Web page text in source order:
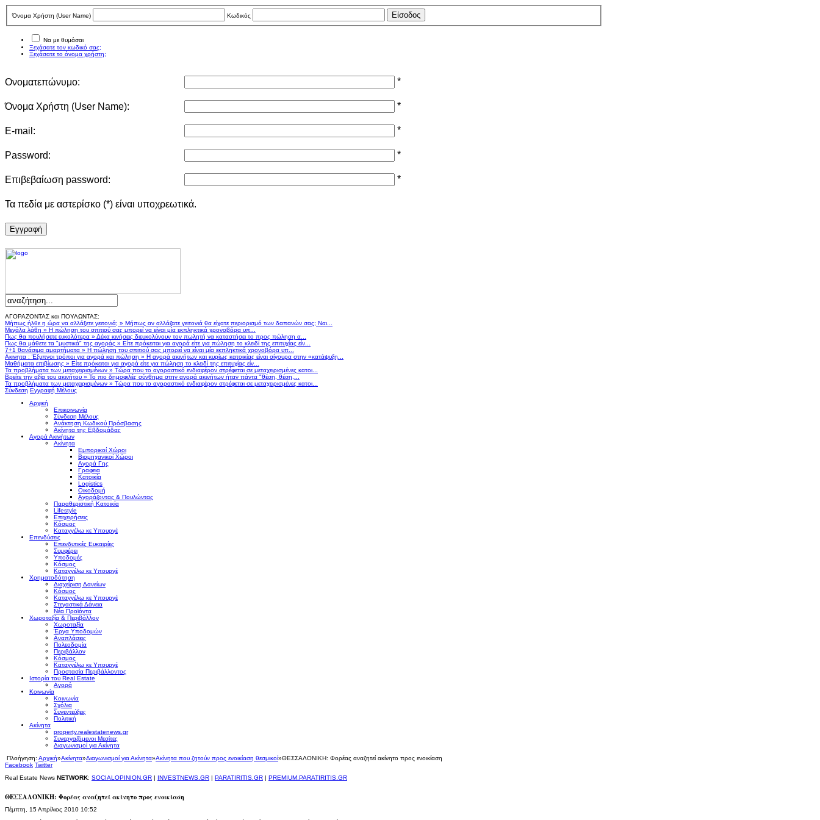
Όνομα Χρήστη (User Νame) Κωδικός
Να με θυμάσαι
Ξεχάσατε τον κωδικό σας;
Ξεχάσατε το όνομα χρήστη;
Ονοματεπώνυμο: *
Όνομα Χρήστη (User Νame): *
E-mail: *
Password: *
Επιβεβαίωση password: *
Τα πεδία με αστερίσκο (*) είναι υποχρεωτικά.
Eγγραφή
ΑΓΟΡΑΖΟΝΤΑΣ και ΠΟΥΛΩΝΤΑΣ:
Μήπως ήλθε η ώρα να αλλάξετε γειτονιά; » Μήπως αν αλλάζατε γειτονιά θα είχατε περιορισμό των δαπανών σας; Ναι...
Μεγάλα λάθη » Η πώληση του σπιτιού σας μπορεί να είναι μία εκπληκτικά χρονοβόρα υπ...
Πως θα πουλήσετε ευκολότερα » Δέκα κινήσεις διευκολύνουν τον πωλητή να καταστήσει το προς πώληση α...
Πως θα μάθετε τα "μυστικά" της αγοράς » Είτε πρόκειται για αγορά είτε για πώληση το κλειδί της επιτυχίας είν...
7+1 θανάσιμα αμαρτήματα » Η πώληση του σπιτιού σας μπορεί να είναι μία εκπληκτικά χρονοβόρα υπ...
Ακινητα : Έξυπνοι τρόποι για αγορά και πώληση » Η αγορά ακινήτων και κυρίως κατοικίας είναι σίγουρα στην «κατάψυξη...
Μαθήματα επιβίωσης » Είτε πρόκειται για αγορά είτε για πώληση το κλειδί της επιτυχίας είν...
Τα προβλήματα των μεταχειρισμένων » Τώρα που το αγοραστικό ενδιαφέρον στρέφεται σε μεταχειρισμένες κατοι...
Βρείτε την αξία του ακινήτου » Το πιο δημοφιλές σύνθημα στην αγορά ακινήτων ήταν πάντα "θέση, θέση,...
Τα προβλήματα των μεταχειρισμένων » Τώρα που το αγοραστικό ενδιαφέρον στρέφεται σε μεταχειρισμένες κατοι...
Σύνδεση Εγγραφή Μέλους
Αρχική
Επικοινωνία
Σύνδεση Μέλους
Ανάκτηση Κωδικού Πρόσβασης
Ακίνητα της Εβδομάδας
Αγορά Ακινήτων
Ακίνητα
Εμπορικοί Χώροι
Βιομηχανικοί Χώροι
Αγορά Γης
Γραφεια
Κατοικία
Logistics
Οικοδομή
Αγοράζοντας & Πουλώντας
Παραθεριστική Κατοικία
Lifestyle
Επιχειρήσεις
Κόσμος
Καταγγέλω κε Υπουργέ
Επενδύσεις
Επενδυτικές Ευκαιρίες
Συμφέρει
Υποδομές
Κόσμος
Καταγγέλω κε Υπουργέ
Χρηματοδότηση
Διαχείριση Δανείων
Κόσμος
Καταγγέλω κε Υπουργέ
Στεγαστικά Δάνεια
Νέα Προϊόντα
Χωροταξία & Περιβάλλον
Χωροταξία
Έργα Υποδομών
Αναπλάσεις
Πολεοδομία
Περιβάλλον
Κόσμος
Καταγγέλω κε Υπουργέ
Προστασία Περιβάλλοντος
Ιστορία του Real Estate
Αγορά
Κοινωνία
Κοινωνία
Σχόλια
Συνεντεύξεις
Πολιτική
Ακίνητα
property.realestatenews.gr
Συνεργαζόμενοι Μεσίτες
Διαγωνισμοί για Ακίνητα
Πλοήγηση: Αρχική»Ακίνητα»Διαγωνισμοί για Ακίνητα»Ακίνητα που ζητούν προς ενοικίαση θεσμικοί»ΘΕΣΣΑΛΟΝΙΚΗ: Φορέας αναζητεί ακίνητο προς ενοικίαση
Facebook Twitter
Real Estate News NETWORK: SOCIALOPINION.GR | INVESTNEWS.GR | PARATIRITIS.GR | PREMIUM.PARATIRITIS.GR
ΘΕΣΣΑΛΟΝΙΚΗ: Φορέας αναζητεί ακίνητο προς ενοικίαση
Πέμπτη, 15 Απρίλιος 2010 10:52